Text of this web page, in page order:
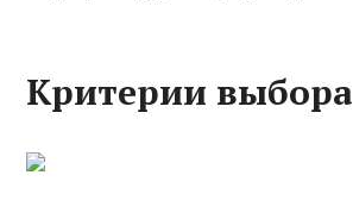
Критерии выбора